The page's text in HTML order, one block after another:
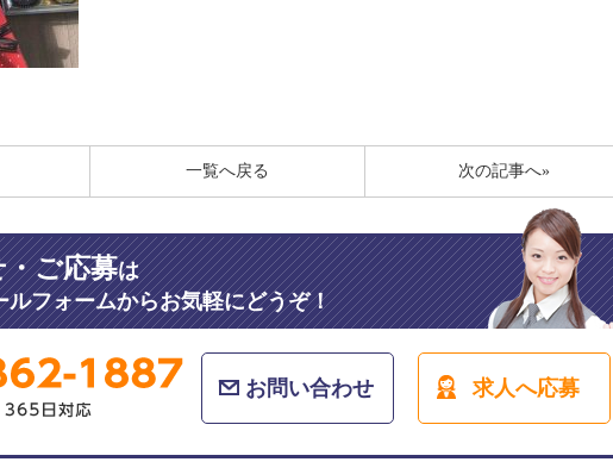
次の記事へ»
一覧へ戻る
ご応募は
ルフォームからお気軽にどうぞ！
お問い合わせ 求人へ応募